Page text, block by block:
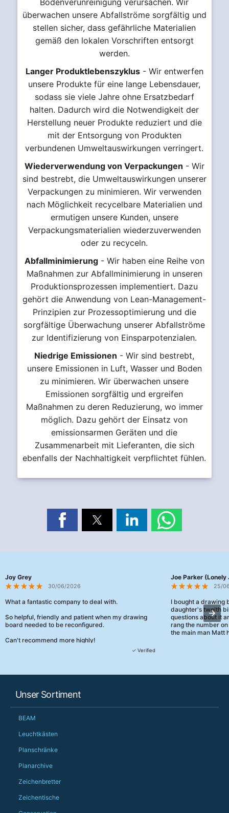
Bodenverunreinigung verursachen. Wir
überwachen unsere Abfallströme sorgfältig und
stellen sicher, dass gefährliche Materialien
gemäß den lokalen Vorschriften entsorgt
werden.
Langer Produktlebenszyklus- Wir entwerfen
unsere Produkte für eine lange Lebensdauer,
sodass sie viele Jahre ohne Ersatzbedarf
halten. Dadurch wird die Notwendigkeit der
Herstellung neuer Produkte reduziert und die
mit der Entsorgung von Produkten
verbundenen Umweltauswirkungen verringert.
Wiederverwendung von Verpackungen - Wir
sind bestrebt, die Umweltauswirkungen unserer
Verpackungen zu minimieren. Wir verwenden
nach Möglichkeit recycelbare Materialien und
ermutigen unsere Kunden, unsere
Verpackungsmaterialien wiederzuverwenden
oder zu recyceln.
Abfallminimierung- Wir haben eine Reihe von
Maßnahmen zur Abfallminimierung in unseren
Produktionsprozessen implementiert. Dazu
gehört die Anwendung von Lean-Management-
Prinzipien zur Prozessoptimierung und die
sorgfältige Überwachung unserer Abfallströme
zur Identifizierung von Einsparpotenzialen.
Niedrige Emissionen - Wir sind bestrebt,
unsere Emissionen in Luft, Wasser und Boden
zu minimieren. Wir überwachen unsere
Emissionen sorgfältig und ergreifen
Maßnahmen zu deren Reduzierung, wo immer
möglich. Dazu gehört der Einsatz von
emissionsarmen Geräten und die
Zusammenarbeit mit Lieferanten, die sich
ebenfalls der Nachhaltigkeit verpflichtet fühlen.
Joy Grey
30/06/2026
What a fantastic company to deal with.
So helpful, friendly and patient when my drawing
board needed to be reconfigured.
Can't recommend more highly!
✓ Verified
Joe Parker (Lonely
25/
I bought a drawing
daughter's twelth
questions about it
rang the number
the main man Matt
Unser Sortiment
BEAM
Leuchtkästen
Planschränke
Planarchive
Zeichenbretter
Zeichentische